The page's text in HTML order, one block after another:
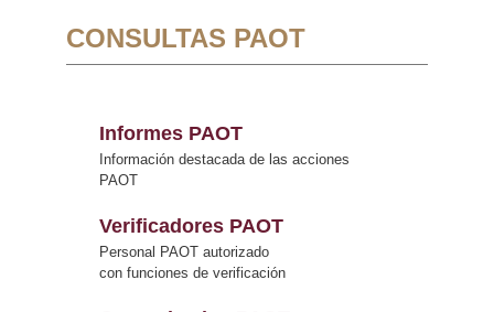
CONSULTAS PAOT
Informes PAOT
Información destacada de las acciones
PAOT
Verificadores PAOT
Personal PAOT autorizado
con funciones de verificación